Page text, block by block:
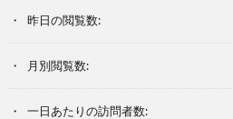
昨日の閲覧数:
月別閲覧数:
一日あたりの訪問者数: